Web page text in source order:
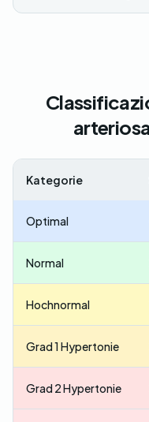
Kategorie
Optimal
Normal
Hochnormal
Grad 1 Hypertonie
Grad 2 Hypertonie